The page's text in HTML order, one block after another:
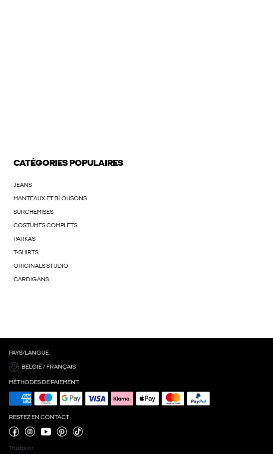
CATÉGORIES POPULAIRES
JEANS
MANTEAUX ET BLOUSONS
SURCHEMISES
COSTUMES COMPLETS
PARKAS
T-SHIRTS
ORIGINALS STUDIO
CARDIGANS
PAYS/LANGUE
BELGIË / FRANÇAIS
MÉTHODES DE PAIEMENT
RESTEZ EN CONTACT
Trustpilot